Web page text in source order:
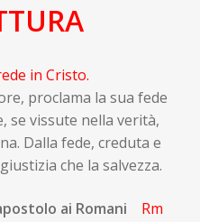
in Cristo.
proclama la sua fede
se vissute nella verità,
Dalla fede, creduta e
che la salvezza.
ai Romani
Rm